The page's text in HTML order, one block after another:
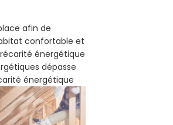
afin de
confortable et
énergétique
dépasse
énergétique